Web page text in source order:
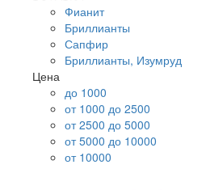
Фианит
Бриллианты
Сапфир
Бриллианты, Изумруд
Цена
до 1000
от 1000 до 2500
от 2500 до 5000
от 5000 до 10000
от 10000